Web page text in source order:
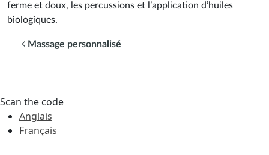
ferme et doux, les percussions et l’application d’huiles
biologiques.
Navigation des articles
Massage personnalisé
Scan the code
Anglais
Français